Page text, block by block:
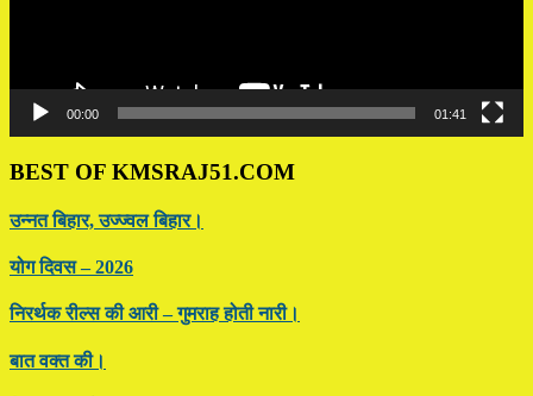
00:00 01:41
BEST OF KMSRAJ51.COM
उन्नत बिहार, उज्ज्वल बिहार।
योग दिवस – 2026
निरर्थक रील्स की आरी – गुमराह होती नारी।
बात वक्त की।